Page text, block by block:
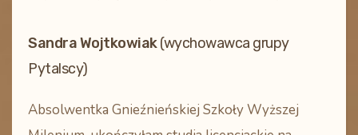
Sandra Wojtkowiak(wychowawca grupy
Pytalscy)
Absolwentka Gnieźnieńskiej Szkoły Wyższej